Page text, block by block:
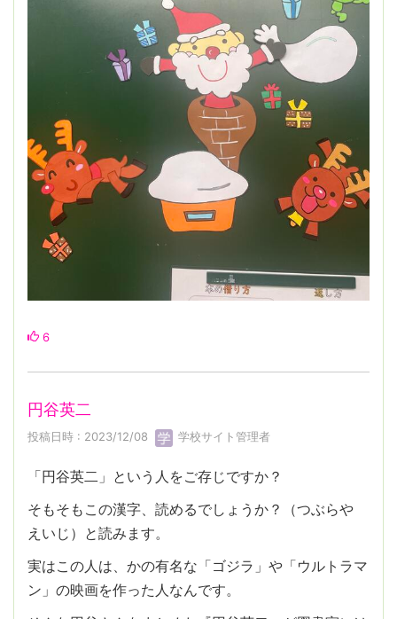
6
円谷英二
投稿日時 : 2023/12/08 学校サイト管理者
「円谷英二」という人をご存じですか？
そもそもこの漢字、読めるでしょうか？（つぶらや
えいじ）と読みます。
実はこの人は、かの有名な「ゴジラ」や「ウルトラマ
ン」の映画を作った人なんです。